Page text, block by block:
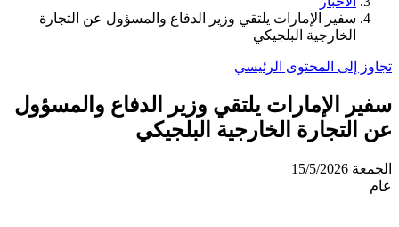
سفير الإمارات يلتقي وزير الدفاع والمسؤول عن التجارة
الخارجية البلجيكي
تجاوز إلى المحتوى الرئيسي
سفير الإمارات يلتقي وزير الدفاع والمسؤول
عن التجارة الخارجية البلجيكي
الجمعة 15/5/2026
عام